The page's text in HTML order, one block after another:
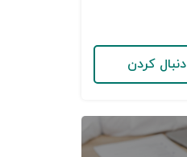
دنبال کردن